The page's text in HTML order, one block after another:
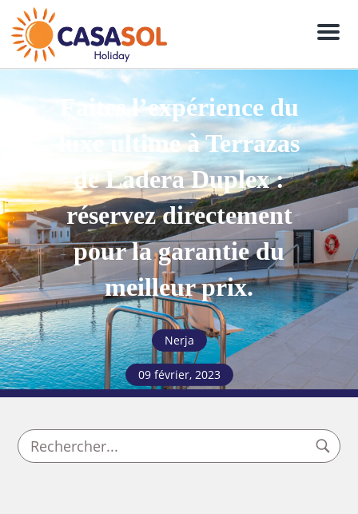
Menu
Faites l’expérience du
luxe ultime à Terrazas
de Ladera Duplex :
réservez directement
pour la garantie du
meilleur prix.
Nerja
09 février, 2023